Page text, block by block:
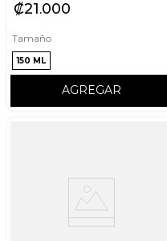
₡21 000
Tamaño
150 ML
AGREGAR